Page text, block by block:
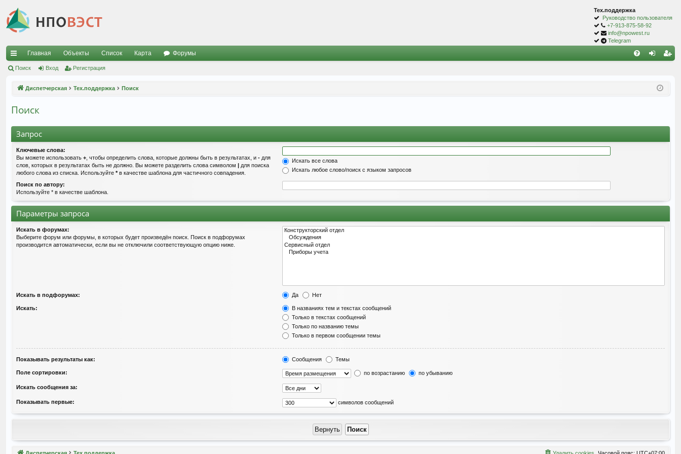
Тех.поддержка
Руководство пользователя
+7-913-875-58-92
info@npowest.ru
Telegram
с
и
Главная Объекты Список Карта Форумы
ия
Поиск Вход Регистрация
Диспетчерская Тех.поддержка Поиск
Поиск
Запрос
Ключевые слова:
Вы можете использовать + , чтобы определить слова, которые должны быть в результатах, и - для
слов, которых в результатах быть не должно. Вы можете разделить слова символом | для поиска
любого слова из списка. Используйте *в качестве шаблона для частичного совпадения.
Искать все слова
Искать любое слово/поиск с языком запросов
Поиск по автору:
Используйте * в качестве шаблона.
Параметры запроса
Искать в форумах:
Выберите форум или форумы, в которых будет произведён поиск. Поиск в подфорумах
производится автоматически, если вы не отключили соответствующую опцию ниже.
Искать в подфорумах: Да Нет
Искать:
В названиях тем и текстах сообщений
Только в текстах сообщений
Только по названию темы
Только в первом сообщении темы
Показывать результаты как: Сообщения Темы
Поле сортировки: по возрастанию по убыванию
Искать сообщения за:
Показывать первые: символов сообщений